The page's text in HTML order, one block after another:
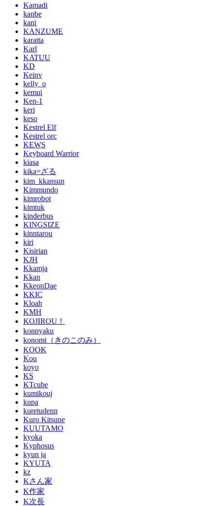
Kamadi
kanbe
kani
KANZUME
karatta
Karl
KATUU
KD
Keinv
kelly_o
kemui
Ken-1
keri
keso
Kestrel Elf
Kestrel orc
KEWS
Keyboard Warrior
kiasa
kika=ざる
kim_kkansun
Kimmundo
kimrobot
kimtuk
kinderbus
KINGSIZE
kinntarou
kiri
Kisirian
KJH
Kkamja
Kkan
KkeonDae
KKIC
Kloah
KMH
KOJIROU！
konnyaku
konomi（きのこのみ）
KOOK
Kou
koyo
KS
KTcube
kumikouj
kupa
kuretudenn
Kuro Kitsune
KUUTAMO
kyoka
Kyphosus
kyun ja
KYUTA
kz
Kさん家
K作家
K次長